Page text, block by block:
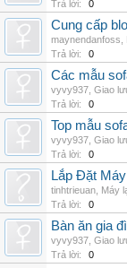
Trả lời:
0
Cung cấp
maynendanfoss
Trả lời:
0
Các mẫu
vyvy937 Giao
Trả lời:
0
Top mẫu
vyvy937 Giao
Trả lời:
0
Lắp Đặt
tinhtrieuan Máy
Trả lời:
0
Bàn ăn gia
vyvy937 Giao
Trả lời:
0